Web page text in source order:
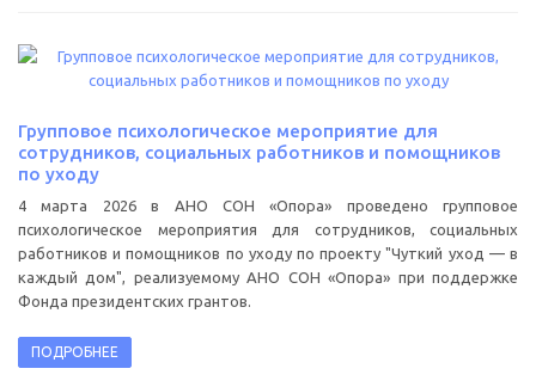
Групповое психологическое мероприятие для
сотрудников, социальных работников и помощников
по уходу
4 марта 2026 в АНО СОН «Опора» проведено групповое
психологическое мероприятия для сотрудников, социальных
работников и помощников по уходу по проекту "Чуткий уход — в
каждый дом", реализуемому АНО СОН «Опора» при поддержке
Фонда президентских грантов.
ПОДРОБНЕЕ